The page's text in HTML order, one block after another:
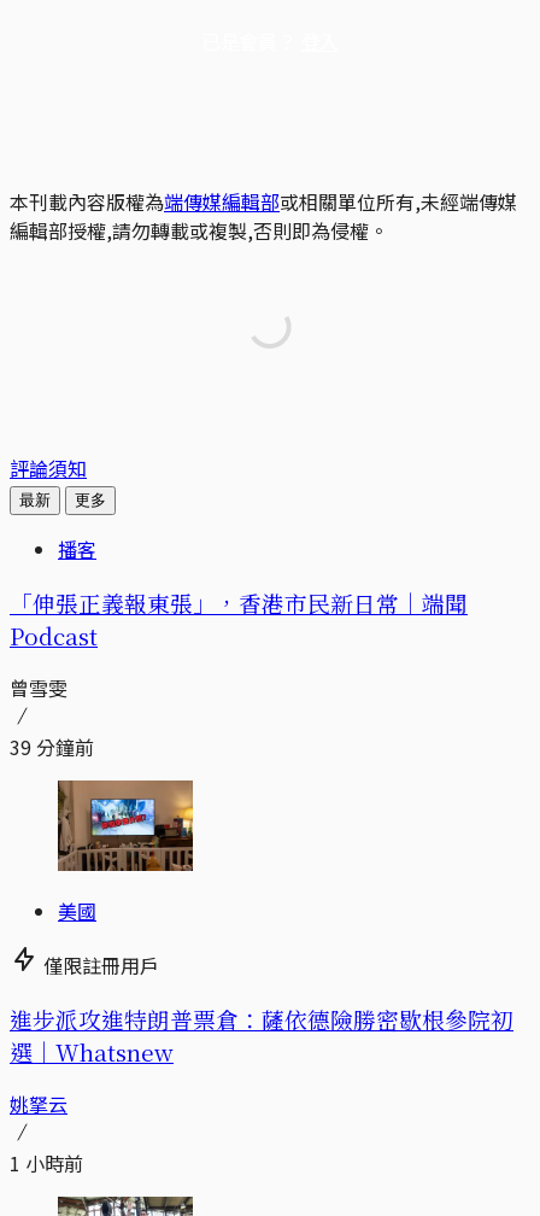
本刊載內容版權為端傳媒編輯部或相關單位所有,未經端傳媒
編輯部授權,請勿轉載或複製,否則即為侵權。
評論須知
最新 更多
播客
「伸張正義報東張」，香港市民新日常｜端聞
Podcast
曾雪雯
39 分鐘前
美國
僅限註冊用戶
進步派攻進特朗普票倉：薩依德險勝密歇根參院初
選｜Whatsnew
姚拏云
1 小時前